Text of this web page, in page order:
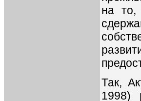
на то,
Так,
1998)